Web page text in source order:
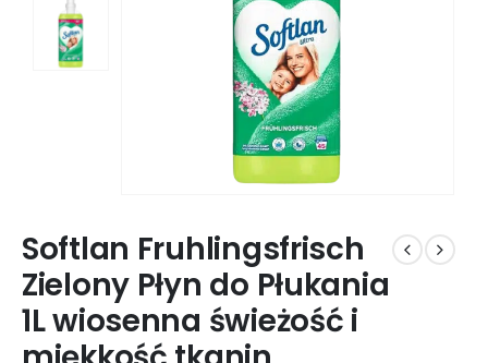
Softlan Fruhlingsfrisch
Zielony Płyn do Płukania
1L wiosenna świeżość i